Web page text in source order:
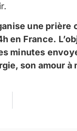
une prière
en France.
minutes
son amour